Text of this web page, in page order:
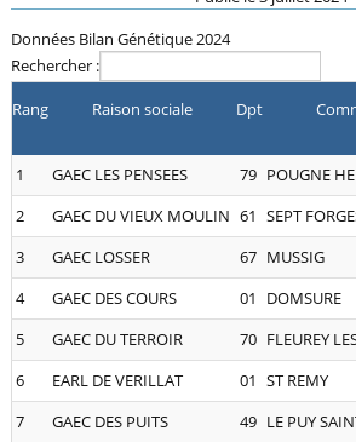
Données Bilan Génétique 2024
Rechercher :
Rang
Raison sociale Dpt
1 GAEC LES PENSEES 79 POUGNE
2
GAEC DU VIEUX MOULIN 61 SEPT
3
GAEC LOSSER 67 MUSSIG
4
GAEC DES COURS 01 DOMSURE
5
GAEC DU TERROIR 70 FLEUREY
6
EARL DE VERILLAT 01 ST REMY
7
GAEC DES PUITS 49 LE PUY